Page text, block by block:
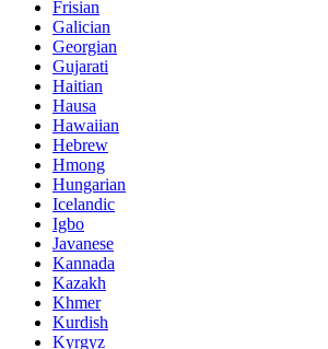
Frisian
Galician
Georgian
Gujarati
Haitian
Hausa
Hawaiian
Hebrew
Hmong
Hungarian
Icelandic
Igbo
Javanese
Kannada
Kazakh
Khmer
Kurdish
Kyrgyz